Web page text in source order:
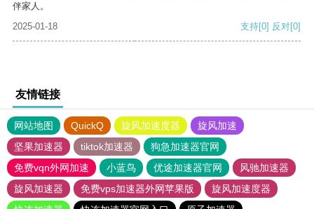
伴家人。
2025-01-18
支持[0] 反对[0]
友情链接
网站地图 QuickQ 旋风加速度器
旋风加速
坚果加速器
tiktok加速器
狗急加速器官网
免费vqn外网加速
小蓝鸟 优途加速器官网
风驰加速器
旋风加速器
免费vps加速器外网苹果版
旋风加速度器